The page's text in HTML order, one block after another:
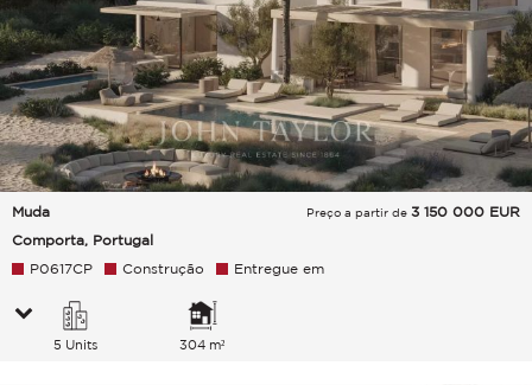
Muda
Comporta, Portugal
Preço a partir de 3 150 000 EUR
P0617CP Construção Entregue em
5 Units 304 m²